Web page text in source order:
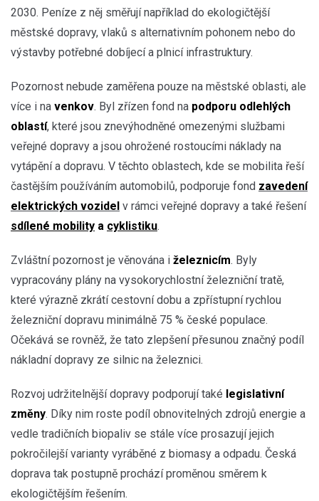
2030. Peníze z něj směřují například do ekologičtější
městské dopravy, vlaků s alternativním pohonem nebo do
výstavby potřebné dobíjecí a plnicí infrastruktury.
Pozornost nebude zaměřena pouze na městské oblasti, ale
více i na venkov. Byl zřízen fond na podporu odlehlých
oblastí, které jsou znevýhodněné omezenými službami
veřejné dopravy a jsou ohrožené rostoucími náklady na
vytápění a dopravu. V těchto oblastech, kde se mobilita řeší
častějším používáním automobilů, podporuje fond zavedení
elektrických vozidel v rámci veřejné dopravy a také řešení
sdílené mobility a cyklistiku.
Zvláštní pozornost je věnována i železnicím. Byly
vypracovány plány na vysokorychlostní železniční tratě,
které výrazně zkrátí cestovní dobu a zpřístupní rychlou
železniční dopravu minimálně 75 % české populace.
Očekává se rovněž, že tato zlepšení přesunou značný podíl
nákladní dopravy ze silnic na železnici.
Rozvoj udržitelnější dopravy podporují také legislativní
změny. Díky nim roste podíl obnovitelných zdrojů energie a
vedle tradičních biopaliv se stále více prosazují jejich
pokročilejší varianty vyráběné z biomasy a odpadu. Česká
doprava tak postupně prochází proměnou směrem k
ekologičtějším řešením.